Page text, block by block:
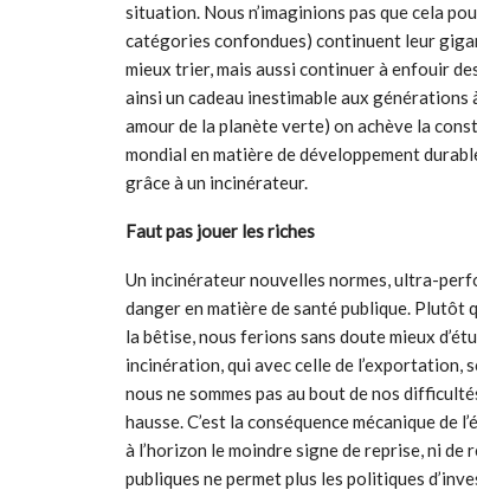
situation. Nous n’imaginions pas que cela
catégories confondues) continuent leur
mieux trier, mais aussi continuer à enfouir
ainsi un cadeau inestimable aux générations
amour de la planète verte) on achève la
mondial en matière de développement
grâce à un incinérateur.
Faut pas jouer les riches
Un incinérateur nouvelles normes, ultra-
danger en matière de santé publique. Plutôt
la bêtise, nous ferions sans doute mieux
incinération, qui avec celle de l’exportation,
nous ne sommes pas au bout de nos
hausse. C’est la conséquence mécanique
à l’horizon le moindre signe de reprise, ni de
publiques ne permet plus les politiques